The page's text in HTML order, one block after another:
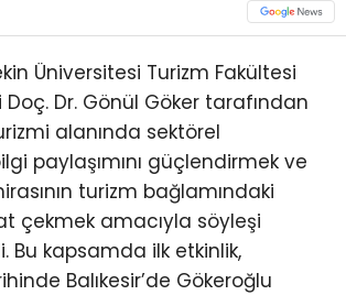
Üniversitesi Turizm Fakültesi
Dr. Gönül Göker tarafından
alanında sektörel
paylaşımını güçlendirmek ve
turizm bağlamındaki
çekmek amacıyla söyleşi
Bu kapsamda ilk etkinlik,
Balıkesir’de Gökeroğlu